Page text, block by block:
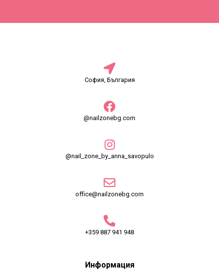
София, България
@nailzonebg.com
@nail_zone_by_anna_savopulo
office@nailzonebg.com
+359 887 941 948
Информация